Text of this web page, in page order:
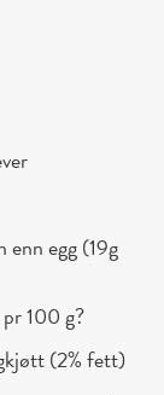
egg (19g
100 g?
(2% fett)